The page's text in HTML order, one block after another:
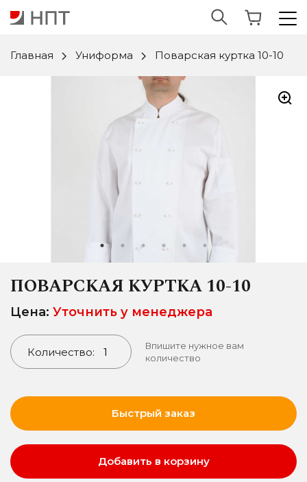
Главная Униформа Поварская куртка 10-10
ПОВАРСКАЯ КУРТКА 10-10
Цена: Уточнить у менеджера
Количество:
Впишите нужное вам
количество
Быстрый заказ
Добавить в корзину